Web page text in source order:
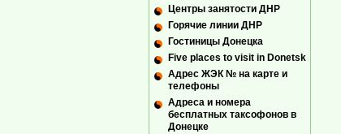
Центры занятости ДНР
Горячие линии ДНР
Гостиницы Донецка
Five places to visit in Donetsk
Адрес ЖЭК № на карте и
телефоны
Адреса и номера
бесплатных таксофонов в
Донецке